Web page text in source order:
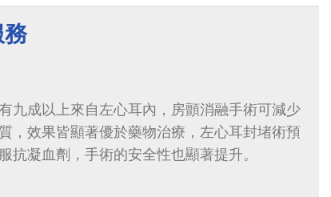
九成以上來自左心耳內，房顫消融手術可減少
，效果皆顯著優於藥物治療，左心耳封堵術預
抗凝血劑，手術的安全性也顯著提升。